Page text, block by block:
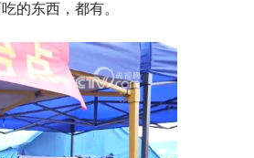
的东西，都有。